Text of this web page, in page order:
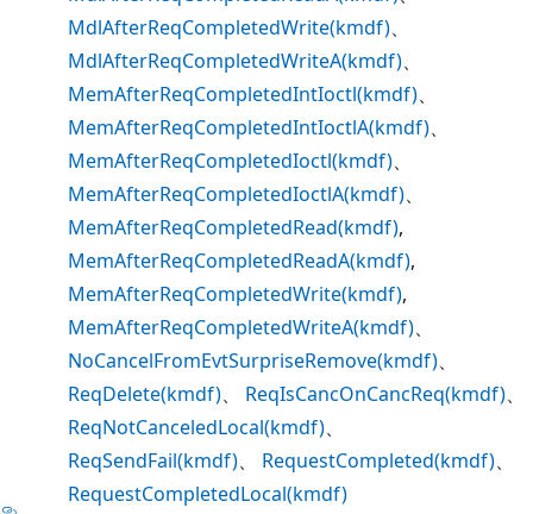
MdlAfterReqCompletedWrite(kmdf)、
MdlAfterReqCompletedWriteA(kmdf)、
MemAfterReqCompletedIntIoctl(kmdf)、
MemAfterReqCompletedIntIoctlA(kmdf)、
MemAfterReqCompletedIoctl(kmdf)、
MemAfterReqCompletedIoctlA(kmdf)、
MemAfterReqCompletedRead(kmdf),
MemAfterReqCompletedReadA(kmdf),
MemAfterReqCompletedWrite(kmdf),
MemAfterReqCompletedWriteA(kmdf)、
NoCancelFromEvtSurpriseRemove(kmdf)、
ReqDelete(kmdf)、 ReqIsCancOnCancReq(kmdf)、
ReqNotCanceledLocal(kmdf)、
ReqSendFail(kmdf)、 RequestCompleted(kmdf)、
RequestCompletedLocal(kmdf)